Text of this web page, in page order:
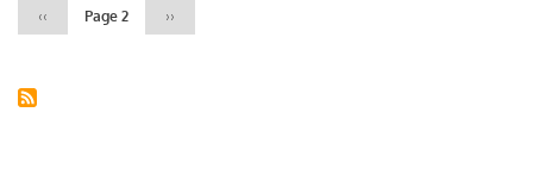
Page
précédente
‹‹ Page 2
Page
››